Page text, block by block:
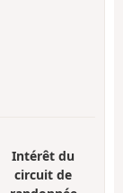
Intérêt du
circuit de